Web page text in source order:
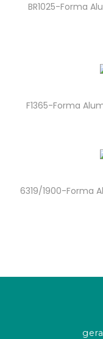
BR1025-Forma
F1365-Forma
6319/1900-Forma